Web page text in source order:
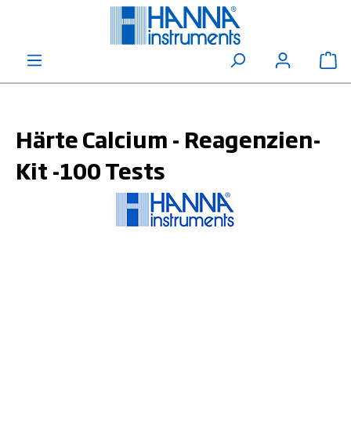
Härte Calcium - Reagenzien-
Kit -100 Tests